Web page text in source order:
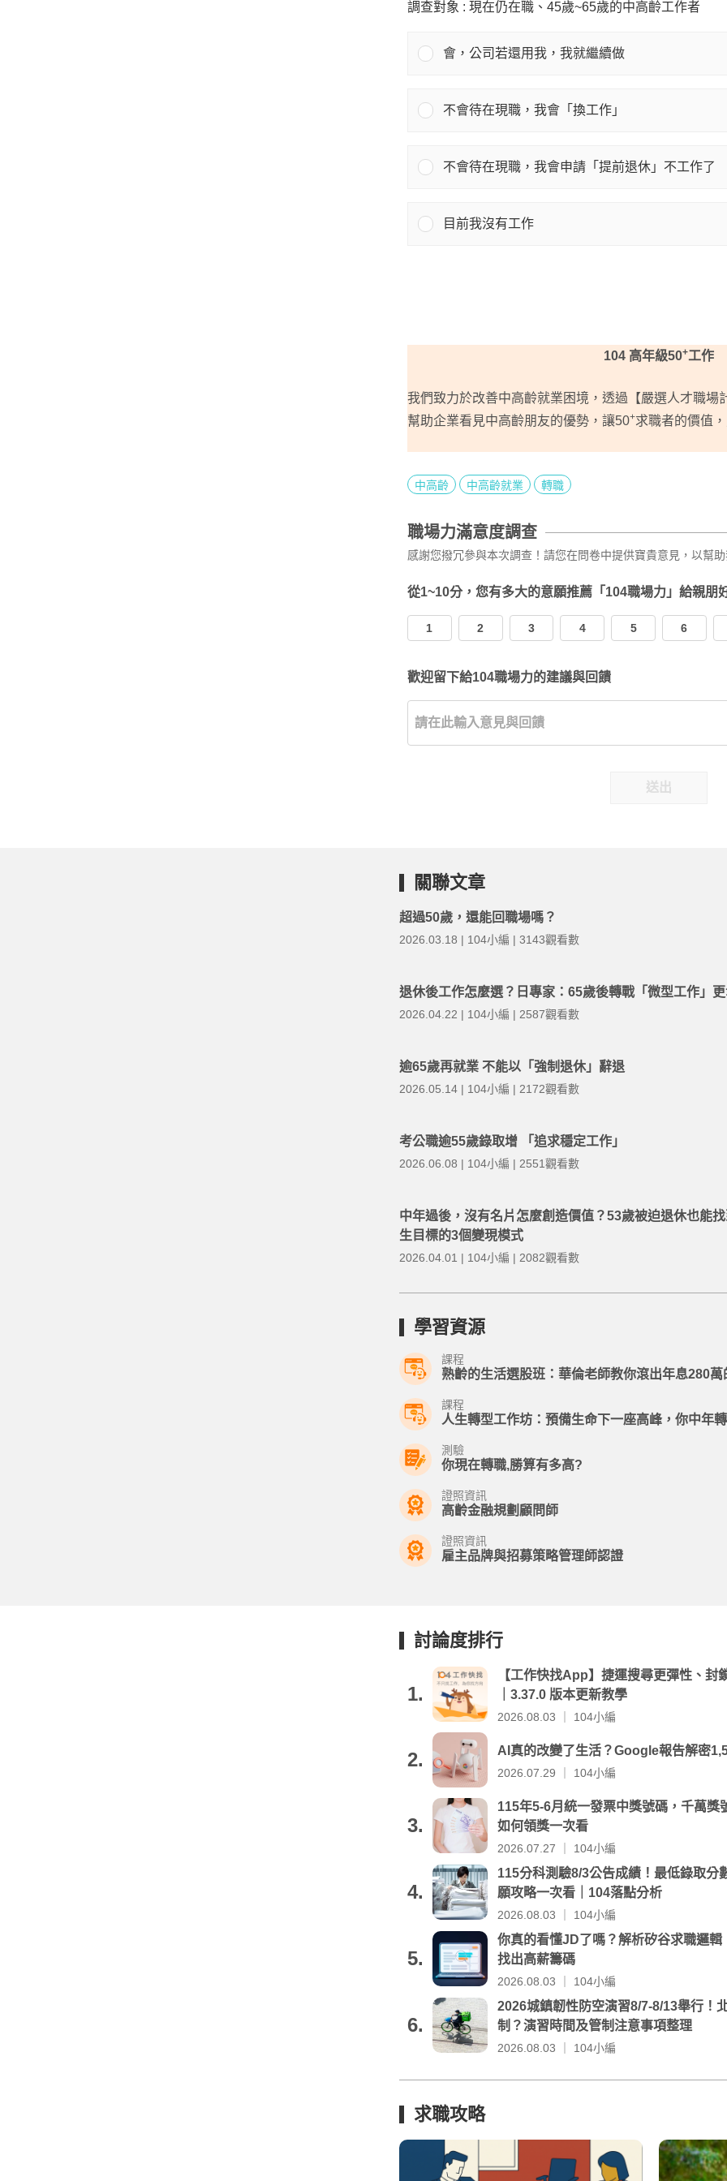
調查對象 : 現在仍在職、45歲~65歲的中高齡工作者
會​，公司若還用我，我就繼續做
不會待在現職，我會「換工作​」
不會待在現職，我會申請「提前退休​」不工作了
目前我沒有工作​
104 高年級50+工作
我們致力於改善中高齡就業困境，透過【嚴選人才職場
幫助企業看見中高齡朋友的優勢，讓50+求職者的價值
中高齡 中高齡就業 轉職
職場力滿意度調查
感謝您撥冗參與本次調查！請您在問卷中提供寶貴意見，以幫
從1~10分，您有多大的意願推薦「104職場力」給親朋
1 2 3 4 5 6
歡迎留下給104職場力的建議與回饋
送出
關聯文章
超過50歲，還能回職場嗎？
2026.03.18 | 104小編 | 3143觀看數
退休後工作怎麼選？日專家：65歲後轉戰「微型工作」
2026.04.22 | 104小編 | 2587觀看數
逾65歲再就業 不能以「強制退休」辭退
2026.05.14 | 104小編 | 2172觀看數
考公職逾55歲錄取增 「追求穩定工作」
2026.06.08 | 104小編 | 2551觀看數
中年過後，沒有名片怎麼創造價值？53歲被迫退休也能
生目標的3個變現模式
2026.04.01 | 104小編 | 2082觀看數
學習資源
課程
熟齡的生活選股班：華倫老師教你滾出年息280萬
課程
人生轉型工作坊：預備生命下一座高峰，你中
測驗
你現在轉職,勝算有多高?
證照資訊
高齡金融規劃顧問師
證照資訊
雇主品牌與招募策略管理師認證
討論度排行
1.
【工作快找App】捷運搜尋更彈性、封
｜3.37.0 版本更新教學
2026.08.03 ｜ 104小編
2. AI真的改變了生活？Google報告解密
2026.07.29 ｜ 104小編
3.
115年5-6月統一發票中獎號碼，千萬獎
如何領獎一次看
2026.07.27 ｜ 104小編
4.
115分科測驗8/3公告成績！最低錄取分
願攻略一次看｜104落點分析
2026.08.03 ｜ 104小編
5.
你真的看懂JD了嗎？解析矽谷求職邏
找出高薪籌碼
2026.08.03 ｜ 104小編
6.
2026城鎮韌性防空演習8/7-8/13舉行！
制？演習時間及管制注意事項整理
2026.08.03 ｜ 104小編
求職攻略